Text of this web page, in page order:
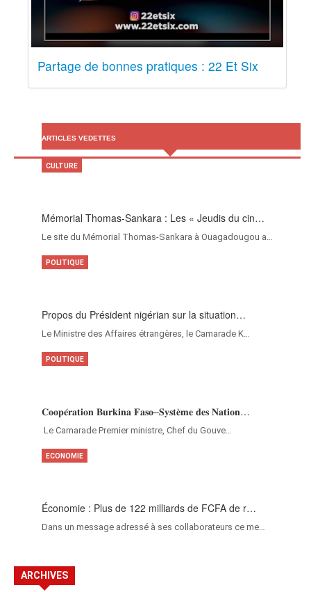
Partage de bonnes pratiques : 22 Et Six
ARTICLES VEDETTES
Mémorial Thomas-Sankara : Les « Jeudis du cin…
Le site du Mémorial Thomas-Sankara à Ouagadougou a…
CULTURE
Propos du Président nigérian sur la situation…
Le Ministre des Affaires étrangères, le Camarade K…
POLITIQUE
𝐂𝐨𝐨𝐩𝐞́𝐫𝐚𝐭𝐢𝐨𝐧 𝐁𝐮𝐫𝐤𝐢𝐧𝐚 𝐅𝐚𝐬𝐨–𝐒𝐲𝐬𝐭𝐞̀𝐦𝐞 𝐝𝐞𝐬 𝐍𝐚𝐭𝐢𝐨𝐧…
‎Le Camarade Premier ministre, Chef du Gouve…
POLITIQUE
Économie : Plus de 122 milliards de FCFA de r…
Dans un message adressé à ses collaborateurs ce me…
ECONOMIE
ARCHIVES